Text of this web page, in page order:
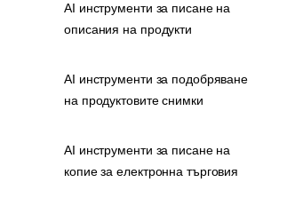
AI инструменти за писане на
описания на продукти
AI инструменти за подобряване
на продуктовите снимки
AI инструменти за писане на
копие за електронна търговия